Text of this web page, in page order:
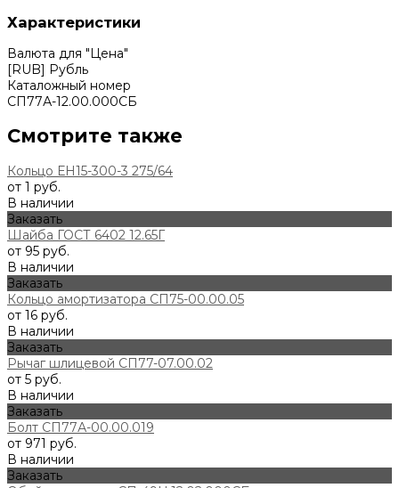
Характеристики
Валюта для "Цена"
[RUB] Рубль
Каталожный номер
СП77А-12.00.000СБ
Смотрите также
Кольцо ЕН15-300-3 275/64
от 1 руб.
В наличии
Заказать
Шайба ГОСТ 6402 12.65Г
от 95 руб.
В наличии
Заказать
Кольцо амортизатора СП75-00.00.05
от 16 руб.
В наличии
Заказать
Рычаг шлицевой СП77-07.00.02
от 5 руб.
В наличии
Заказать
Болт СП77А-00.00.019
от 971 руб.
В наличии
Заказать